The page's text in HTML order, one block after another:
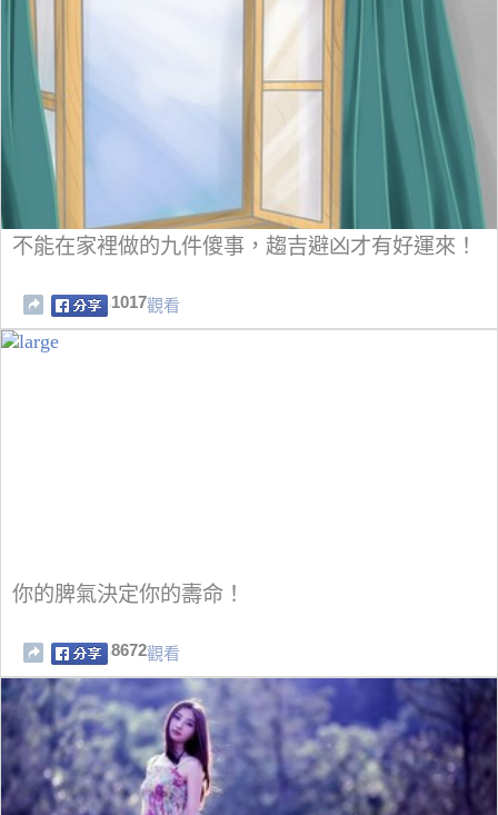
不能在家裡做的九件傻事，趨吉避凶才有好運來！
1017觀看
你的脾氣決定你的壽命！
8672觀看